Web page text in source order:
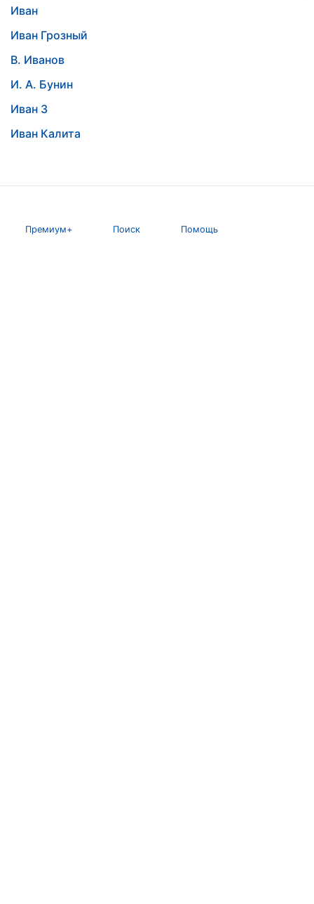
Иван
Иван Грозный
В. Иванов
И. А. Бунин
Иван 3
Иван Калита
Премиум+ Поиск Помощь